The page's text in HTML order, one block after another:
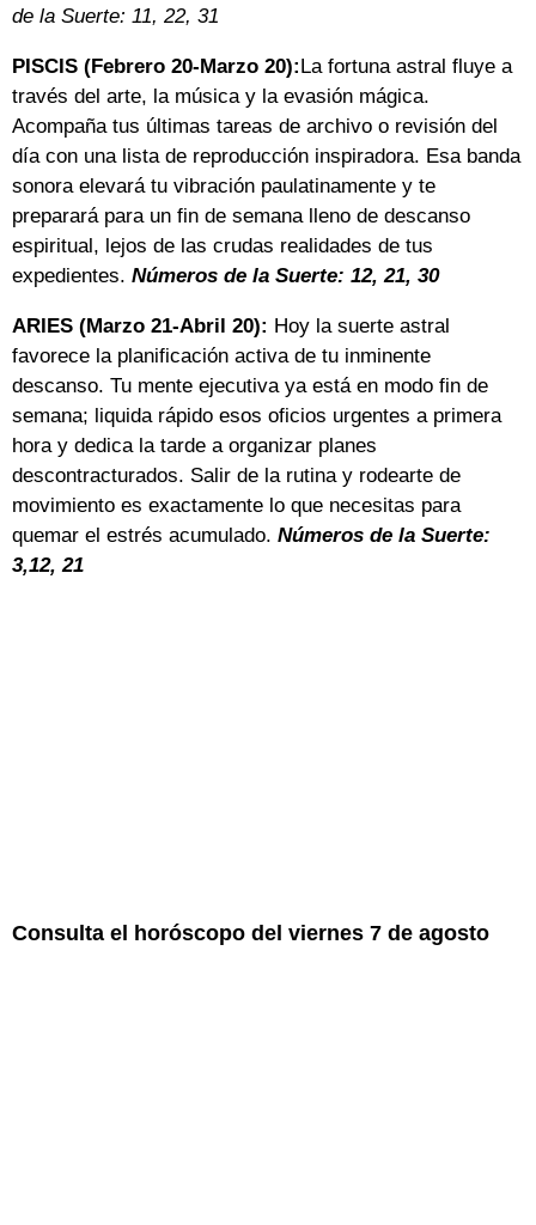
de la Suerte: 11, 22, 31
PISCIS (Febrero 20-Marzo 20):La fortuna astral fluye a
través del arte, la música y la evasión mágica.
Acompaña tus últimas tareas de archivo o revisión del
día con una lista de reproducción inspiradora. Esa banda
sonora elevará tu vibración paulatinamente y te
preparará para un fin de semana lleno de descanso
espiritual, lejos de las crudas realidades de tus
expedientes. Números de la Suerte: 12, 21, 30
ARIES (Marzo 21-Abril 20): Hoy la suerte astral
favorece la planificación activa de tu inminente
descanso. Tu mente ejecutiva ya está en modo fin de
semana; liquida rápido esos oficios urgentes a primera
hora y dedica la tarde a organizar planes
descontracturados. Salir de la rutina y rodearte de
movimiento es exactamente lo que necesitas para
quemar el estrés acumulado. Números de la Suerte:
3,12, 21
Consulta el horóscopo del viernes 7 de agosto